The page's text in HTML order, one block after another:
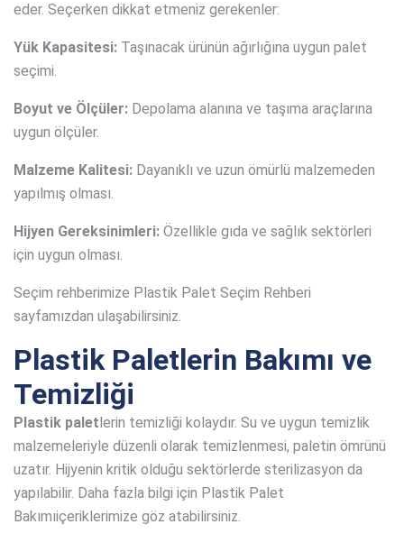
eder. Seçerken dikkat etmeniz gerekenler:
Yük Kapasitesi: Taşınacak ürünün ağırlığına uygun palet
seçimi.
Boyut ve Ölçüler: Depolama alanına ve taşıma araçlarına
uygun ölçüler.
Malzeme Kalitesi: Dayanıklı ve uzun ömürlü malzemeden
yapılmış olması.
Hijyen Gereksinimleri: Özellikle gıda ve sağlık sektörleri
için uygun olması.
Seçim rehberimize Plastik Palet Seçim Rehberi
sayfamızdan ulaşabilirsiniz.
Plastik Paletlerin Bakımı ve
Temizliği
Plastik paletlerin temizliği kolaydır. Su ve uygun temizlik
malzemeleriyle düzenli olarak temizlenmesi, paletin ömrünü
uzatır. Hijyenin kritik olduğu sektörlerde sterilizasyon da
yapılabilir. Daha fazla bilgi için Plastik Palet
Bakımıiçeriklerimize göz atabilirsiniz.